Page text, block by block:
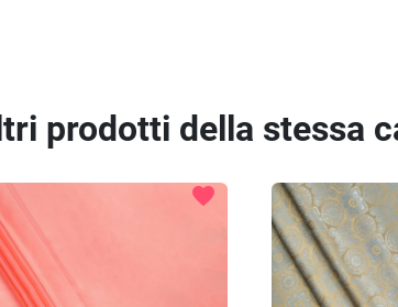
prodotti della stessa
favorite